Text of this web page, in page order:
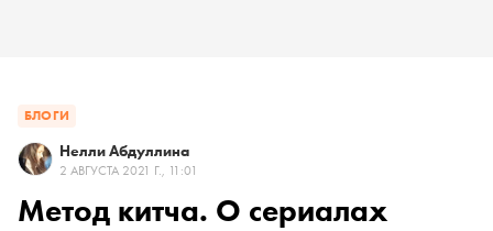
БЛОГИ
Нелли Абдуллина
2 АВГУСТА 2021 Г., 11:01
Метод китча. О сериалах